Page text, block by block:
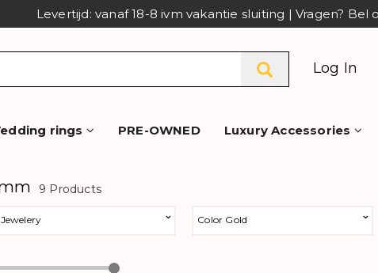
Levertijd: vanaf 18-8 ivm vakantie sluiting | Vragen?
Log In
rings PRE-OWNED Luxury Accessories
9 Products
Jewelery Color Gold